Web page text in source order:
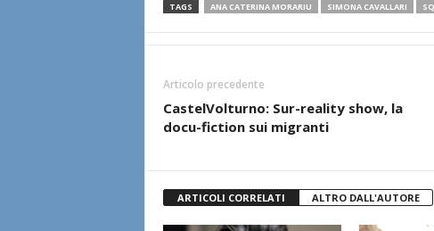
TAGS ANA CATERINA MORARIU SIMONA CAVALLARI
Articolo precedente
CastelVolturno: Sur-reality show, la
docu-fiction sui migranti
ARTICOLI CORRELATI ALTRO DALL'AUTORE